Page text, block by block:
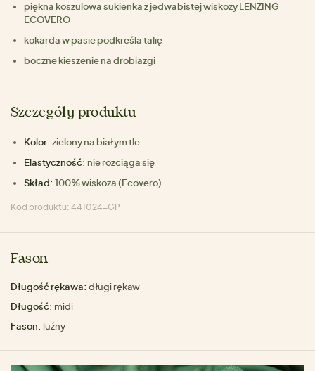
piękna koszulowa sukienka z jedwabistej wiskozy LENZING
ECOVERO
kokarda w pasie podkreśla talię
boczne kieszenie na drobiazgi
Szczegóły produktu
Kolor: zielony na białym tle
Elastyczność: nie rozciąga się
Skład: 100% wiskoza (Ecovero)
Kod produktu: 441024-GP
Fason
Długość rękawa: długi rękaw
Długość: midi
Fason: luźny